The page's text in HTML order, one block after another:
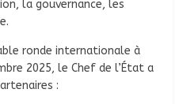
la gouvernance, les
ronde internationale à
2025, le Chef de l’État a
: